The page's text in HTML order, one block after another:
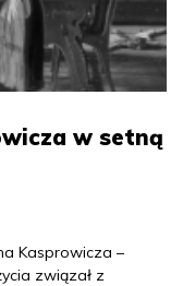
w setną
Kasprowicza –
związał z